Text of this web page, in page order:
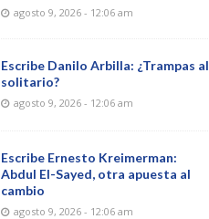
agosto 9, 2026 - 12:06 am
Escribe Danilo Arbilla: ¿Trampas al
solitario?
agosto 9, 2026 - 12:06 am
Escribe Ernesto Kreimerman:
Abdul El-Sayed, otra apuesta al
cambio
agosto 9, 2026 - 12:06 am